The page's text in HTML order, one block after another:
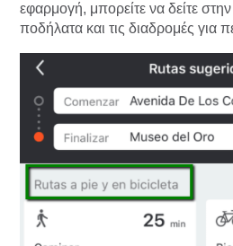
εφαρμογή, μπορείτε να δείτε
ποδήλατα και τις διαδρομές για